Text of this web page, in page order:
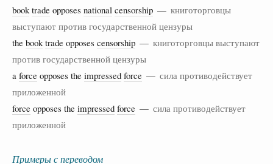
book trade opposes national censorship — книготорговцы
выступают против государственной цензуры
the book trade opposes censorship — книготорговцы выступают
против государственной цензуры
a force opposes the impressed force — сила противодействует
приложенной
force opposes the impressed force — сила противодействует
приложенной
Примеры с переводом